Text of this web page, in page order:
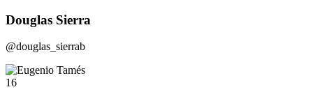
Douglas Sierra
@douglas_sierrab
16